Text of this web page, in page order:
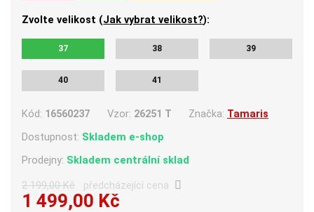
Zvolte velikost (Jak vybrat velikost?):
37 38 39
40 41
Kód: 16560237 Vzor: 26251 T Značka: Tamaris
Dostupnost: Skladem e-shop
Prodejny: Skladem centrální sklad
2 199,00 Kč předcházející cena
1 499,00 Kč